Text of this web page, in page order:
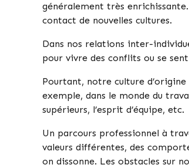
généralement très
contact de nouvelles cultures.
Dans nos relations inter-
pour vivre des conflits ou se
Pourtant, notre culture
exemple, dans le monde du
supérieurs, l’esprit d’équipe, etc.
Un parcours professionnel à
valeurs différentes, des
on dissonne. Les obstacles sur